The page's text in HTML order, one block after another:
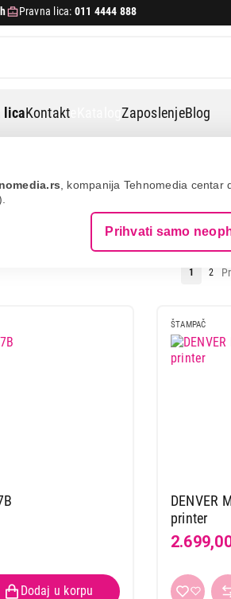
, kompanija Tehnomedia
Prihvati samo
Pravna lica: 011 4444 888
licaKontakt eKatalogZaposlenjeBlog
1 2
ŠTAMPAČ
DENVER
printer